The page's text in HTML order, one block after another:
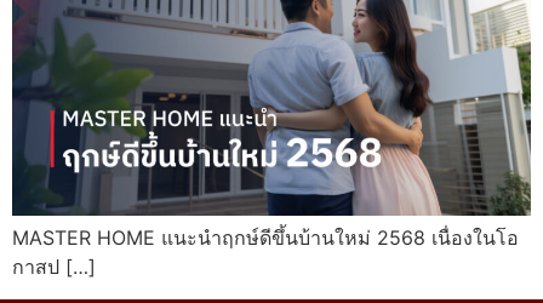
MASTER HOME แนะนำฤกษ์ดีขึ้นบ้านใหม่ 2568 เนื่องในโอ
กาสป […]